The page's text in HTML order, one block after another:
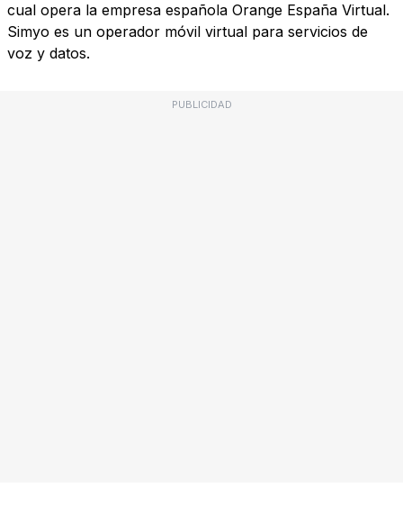
cual opera la empresa española Orange España Virtual.
Simyo es un operador móvil virtual para servicios de
voz y datos.
PUBLICIDAD